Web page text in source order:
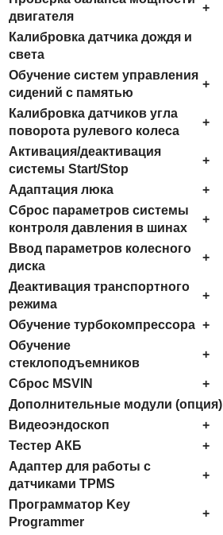
двигателя
+
Калибровка датчика дождя и
света
Обучение систем управления
сидений с памятью
+
Калибровка датчиков угла
поворота рулевого колеса
+
Активация/деактивация
системы Start/Stop
+
Адаптация люка +
Сброс параметров системы
контроля давления в шинах
+
Ввод параметров колесного
диска
+
Деактивация транспортного
режима
+
Обучение турбокомпрессора +
Обучение
стеклоподъемников
+
Сброс MSVIN +
Дополнительные модули (опция)
Видеоэндоскоп
+
Тестер АКБ
+
Адаптер для работы с
датчиками TPMS
+
Программатор Key
Programmer
+